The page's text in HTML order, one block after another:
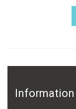
Information